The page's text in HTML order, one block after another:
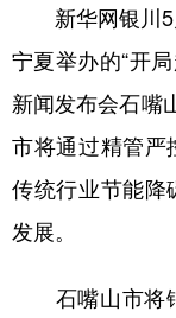
新华网银川5
宁夏举办的“开
新闻发布会石嘴
市将通过精管严
传统行业节能降
发展。
石嘴山市将